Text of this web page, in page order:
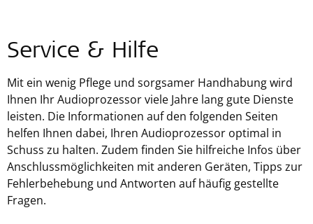
Service & Hilfe
Mit ein wenig Pflege und sorgsamer Handhabung wird
Ihnen Ihr Audioprozessor viele Jahre lang gute Dienste
leisten. Die Informationen auf den folgenden Seiten
helfen Ihnen dabei, Ihren Audioprozessor optimal in
Schuss zu halten. Zudem finden Sie hilfreiche Infos über
Anschlussmöglichkeiten mit anderen Geräten, Tipps zur
Fehlerbehebung und Antworten auf häufig gestellte
Fragen.